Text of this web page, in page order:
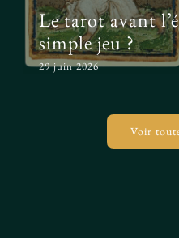
Le tarot avant
simple jeu ?
29 juin 2026
Voir